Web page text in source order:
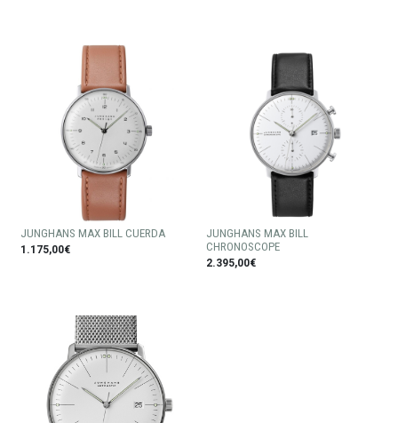
JUNGHANS MAX BILL CUERDA
1.175,00€
JUNGHANS MAX BILL
CHRONOSCOPE
2.395,00€